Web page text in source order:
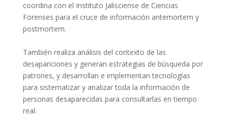
coordina con el Instituto Jalisciense de Ciencias
Forenses para el cruce de información antemortem y
postmortem.
También realiza análisis del contexto de las
desapariciones y generan estrategias de búsqueda por
patrones, y desarrollan e implementan tecnologías
para sistematizar y analizar toda la información de
personas desaparecidas para consultarlas en tiempo
real.